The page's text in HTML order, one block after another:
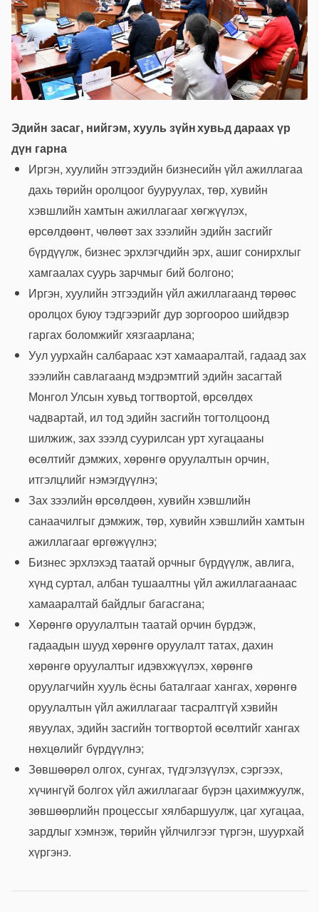
Эдийн засаг, нийгэм, хууль зүйн хувьд дараах үр
дүн гарна
Иргэн, хуулийн этгээдийн бизнесийн үйл ажиллагаа
дахь төрийн оролцоог бууруулах, төр, хувийн
хэвшлийн хамтын ажиллагааг хөгжүүлэх,
өрсөлдөөнт, чөлөөт зах зээлийн эдийн засгийг
бүрдүүлж, бизнес эрхлэгчдийн эрх, ашиг сонирхлыг
хамгаалах суурь зарчмыг бий болгоно;
Иргэн, хуулийн этгээдийн үйл ажиллагаанд төрөөс
оролцох буюу тэдгээрийг дур зоргоороо шийдвэр
гаргах боломжийг хязгаарлана;
Уул уурхайн салбараас хэт хамааралтай, гадаад зах
зээлийн савлагаанд мэдрэмтгий эдийн засагтай
Монгол Улсын хувьд тогтвортой, өрсөлдөх
чадвартай, ил тод эдийн засгийн тогтолцоонд
шилжиж, зах зээлд суурилсан урт хугацааны
өсөлтийг дэмжих, хөрөнгө оруулалтын орчин,
итгэлцлийг нэмэгдүүлнэ;
Зах зээлийн өрсөлдөөн, хувийн хэвшлийн
санаачилгыг дэмжиж, төр, хувийн хэвшлийн хамтын
ажиллагааг өргөжүүлнэ;
Бизнес эрхлэхэд таатай орчныг бүрдүүлж, авлига,
хүнд суртал, албан тушаалтны үйл ажиллагаанаас
хамааралтай байдлыг багасгана;
Хөрөнгө оруулалтын таатай орчин бүрдэж,
гадаадын шууд хөрөнгө оруулалт татах, дахин
хөрөнгө оруулалтыг идэвхжүүлэх, хөрөнгө
оруулагчийн хууль ёсны баталгааг хангах, хөрөнгө
оруулалтын үйл ажиллагааг тасралтгүй хэвийн
явуулах, эдийн засгийн тогтвортой өсөлтийг хангах
нөхцөлийг бүрдүүлнэ;
Зөвшөөрөл олгох, сунгах, түдгэлзүүлэх, сэргээх,
хүчингүй болгох үйл ажиллагааг бүрэн цахимжуулж,
зөвшөөрлийн процессыг хялбаршуулж, цаг хугацаа,
зардлыг хэмнэж, төрийн үйлчилгээг түргэн, шуурхай
хүргэнэ.